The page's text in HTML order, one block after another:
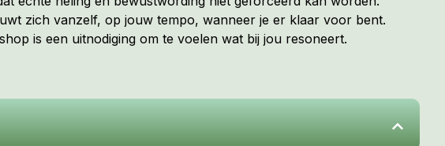
zich vanzelf, op jouw tempo, wanneer je er klaar voor bent.
is een uitnodiging om te voelen wat bij jou resoneert.